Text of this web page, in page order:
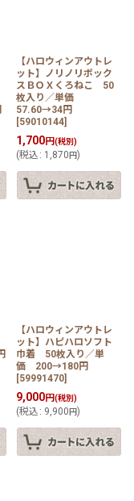
【ハロウィンアウトレ
ット】ノリノリボック
スＢＯＸくろねこ 50
枚入り／単価
57.60→34円
[59010144]
1,700円(税別)
(税込 : 1,870円)
【ハロウィンアウトレ
ット】ハピハロソフト
巾着 50枚入り／単
価 200→180円
[59991470]
9,000円(税別)
(税込 : 9,900円)